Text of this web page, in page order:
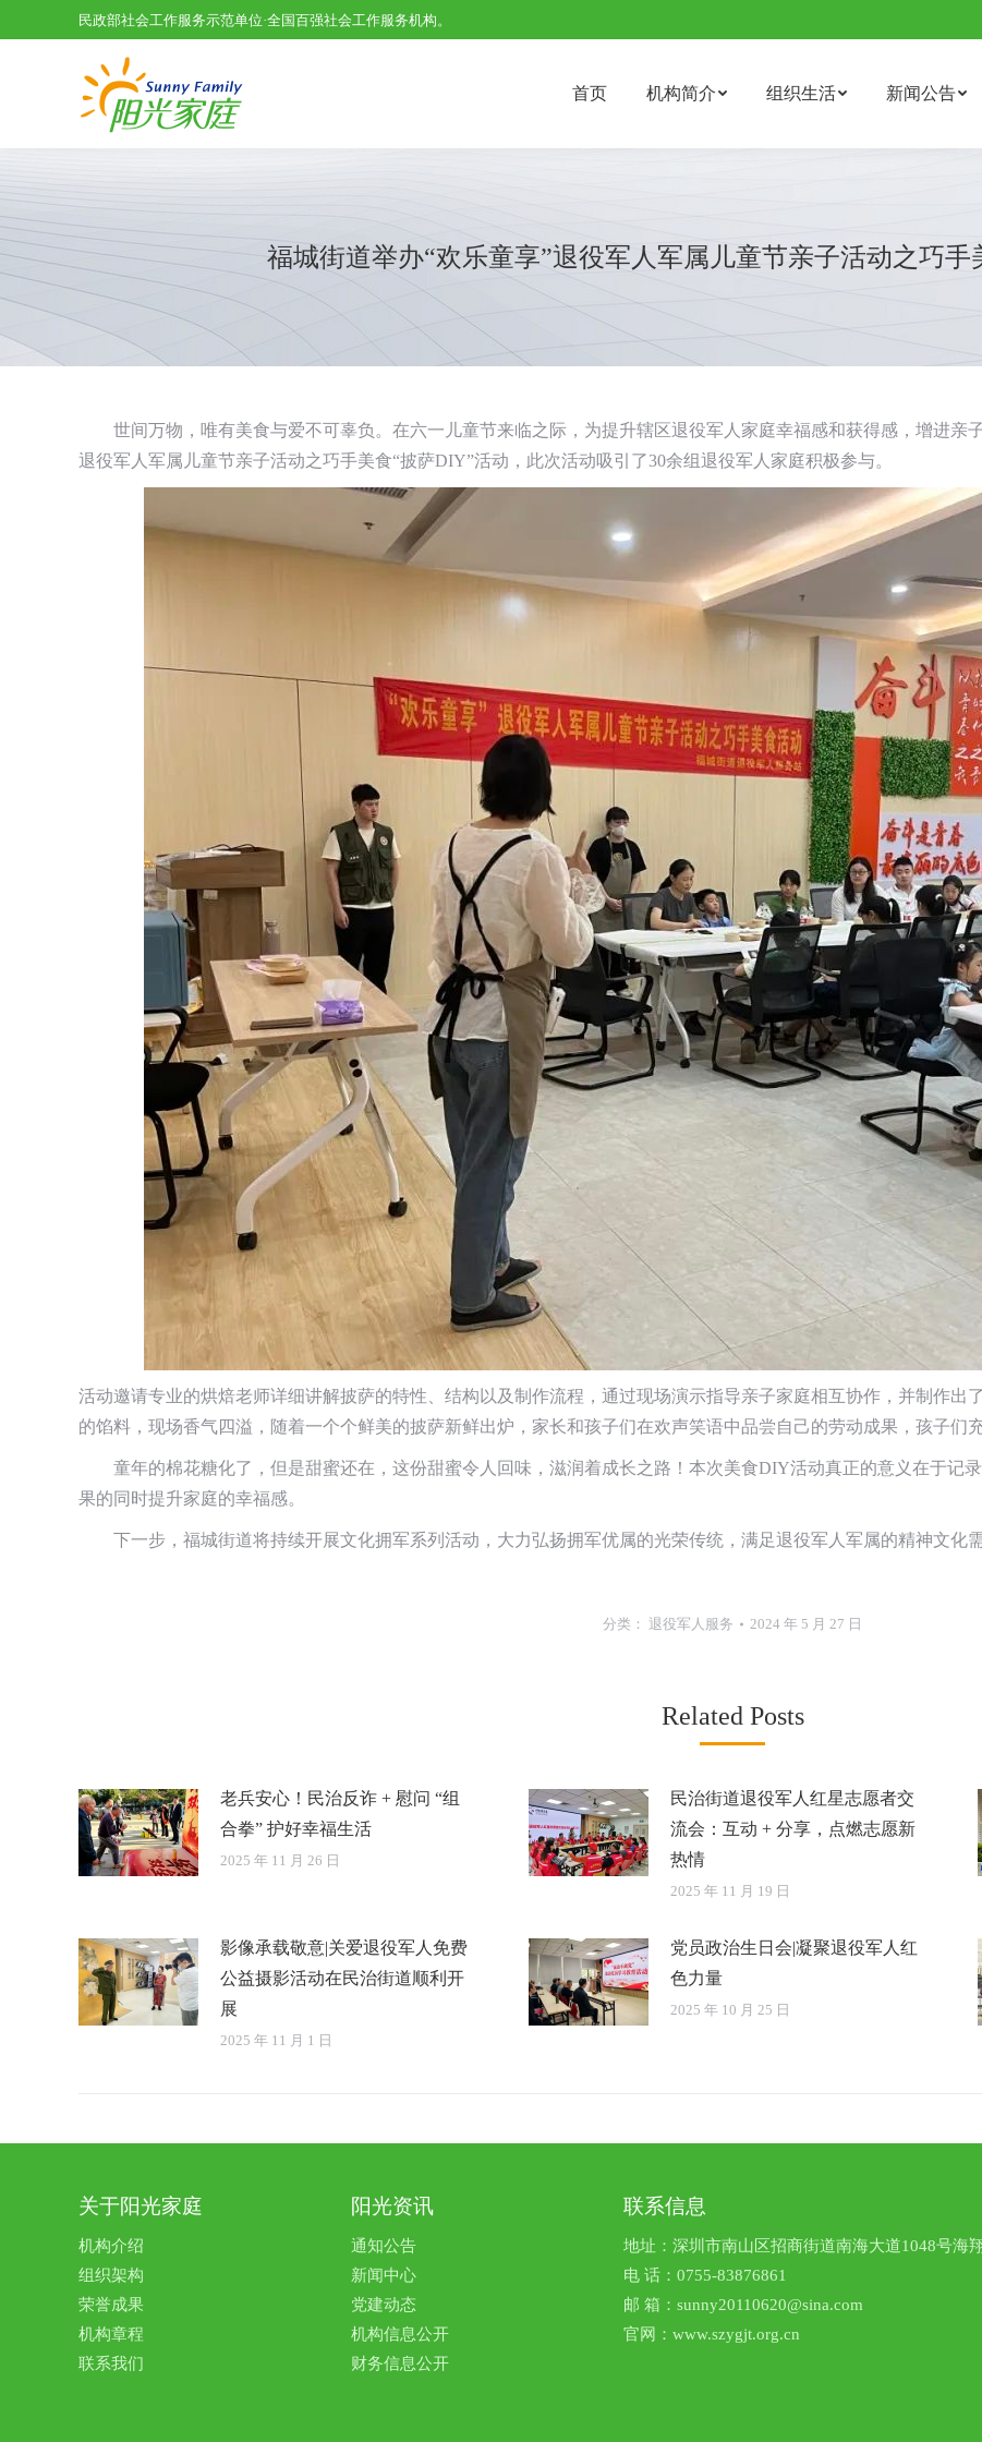
民政部社会工作服务示范单位·全国百强社会工作服务机构。
首页 机构简介 组织生活 新闻公告
福城街道举办“欢乐童享”退役军人军属儿童节亲子活动之巧手
世间万物，唯有美食与爱不可辜负。在六一儿童节来临之际，为提升辖区退役军人家庭幸福感和获得感，增进亲
退役军人军属儿童节亲子活动之巧手美食“披萨DIY”活动，此次活动吸引了30余组退役军人家庭积极参与。
活动邀请专业的烘焙老师详细讲解披萨的特性、结构以及制作流程，通过现场演示指导亲子家庭相互协作，并制作出
的馅料，现场香气四溢，随着一个个鲜美的披萨新鲜出炉，家长和孩子们在欢声笑语中品尝自己的劳动成果，孩子们
童年的棉花糖化了，但是甜蜜还在，这份甜蜜令人回味，滋润着成长之路！本次美食DIY活动真正的意义在于记
果的同时提升家庭的幸福感。
下一步，福城街道将持续开展文化拥军系列活动，大力弘扬拥军优属的光荣传统，满足退役军人军属的精神文化
分类： 退役军人服务 2024 年 5 月 27 日
Related Posts
老兵安心！民治反诈 + 慰问 “组
合拳” 护好幸福生活
2025 年 11 月 26 日
民治街道退役军人红星志愿者交
流会：互动 + 分享，点燃志愿新
热情
2025 年 11 月 19 日
影像承载敬意|关爱退役军人免费
公益摄影活动在民治街道顺利开
展
2025 年 11 月 1 日
党员政治生日会|凝聚退役军人红
色力量
2025 年 10 月 25 日
关于阳光家庭
机构介绍
组织架构
荣誉成果
机构章程
联系我们
阳光资讯
通知公告
新闻中心
党建动态
机构信息公开
财务信息公开
联系信息
地址：深圳市南山区招商街道南海大道1048号海
电 话：0755-83876861
邮 箱：sunny20110620@sina.com
官网：www.szygjt.org.cn